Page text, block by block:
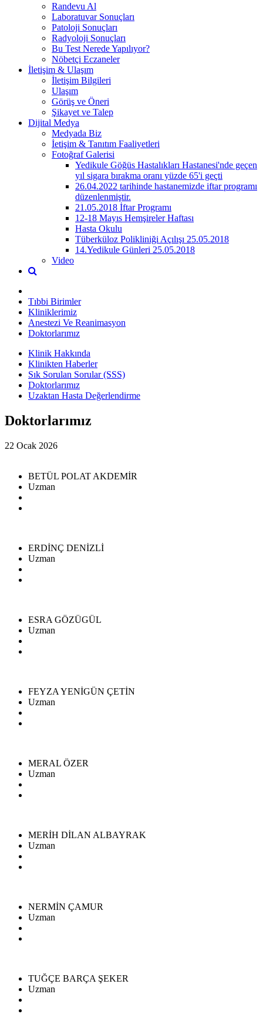
Randevu Al
Laboratuvar Sonuçları
Patoloji Sonuçları
Radyoloji Sonuçları
Bu Test Nerede Yapılıyor?
Nöbetçi Eczaneler
İletişim & Ulaşım
İletişim Bilgileri
Ulaşım
Görüş ve Öneri
Şikayet ve Talep
Dijital Medya
Medyada Biz
İetişim & Tanıtım Faaliyetleri
Fotoğraf Galerisi
Yedikule Göğüs Hastalıkları Hastanesi'nde geçen
yıl sigara bırakma oranı yüzde 65'i geçti
26.04.2022 tarihinde hastanemizde iftar programı
düzenlenmiştir.
21.05.2018 İftar Programı
12-18 Mayıs Hemşireler Haftası
Hasta Okulu
Tüberküloz Polikliniği Açılışı 25.05.2018
14.Yedikule Günleri 25.05.2018
Video
Tıbbi Birimler
Kliniklerimiz
Anestezi Ve Reanimasyon
Doktorlarımız
Klinik Hakkında
Klinikten Haberler
Sık Sorulan Sorular (SSS)
Doktorlarımız
Uzaktan Hasta Değerlendirme
Doktorlarımız
22 Ocak 2026
BETÜL POLAT AKDEMİR
Uzman
ERDİNÇ DENİZLİ
Uzman
ESRA GÖZÜGÜL
Uzman
FEYZA YENİGÜN ÇETİN
Uzman
MERAL ÖZER
Uzman
MERİH DİLAN ALBAYRAK
Uzman
NERMİN ÇAMUR
Uzman
TUĞÇE BARÇA ŞEKER
Uzman